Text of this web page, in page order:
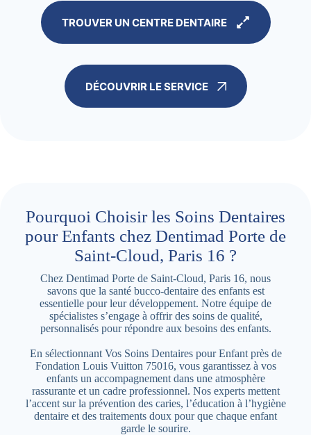
TROUVER UN CENTRE DENTAIRE
DÉCOUVRIR LE SERVICE
Pourquoi Choisir les Soins Dentaires
pour Enfants chez Dentimad Porte de
Saint-Cloud, Paris 16 ?
Chez Dentimad Porte de Saint-Cloud, Paris 16, nous
savons que la santé bucco-dentaire des enfants est
essentielle pour leur développement. Notre équipe de
spécialistes s’engage à offrir des soins de qualité,
personnalisés pour répondre aux besoins des enfants.
En sélectionnant Vos Soins Dentaires pour Enfant près de
Fondation Louis Vuitton 75016, vous garantissez à vos
enfants un accompagnement dans une atmosphère
rassurante et un cadre professionnel. Nos experts mettent
l’accent sur la prévention des caries, l’éducation à l’hygiène
dentaire et des traitements doux pour que chaque enfant
garde le sourire.